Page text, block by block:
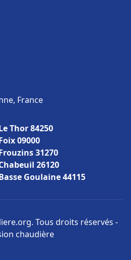
France
Thor 84250
09000
31270
26120
Goulaine 44115
Tous droits réservés -
chaudière